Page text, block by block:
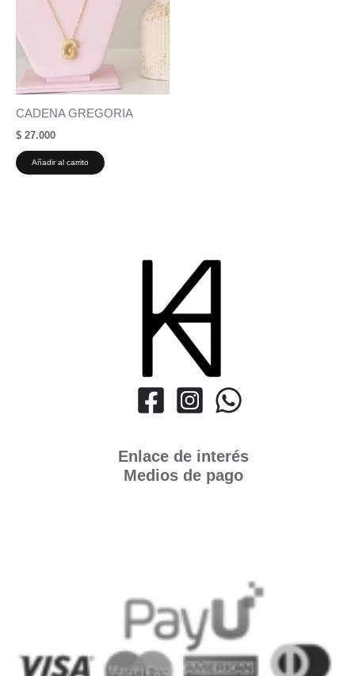
CADENA GREGORIA
$ 27.000
Añadir al carrito
Enlace de interés
Medios de pago